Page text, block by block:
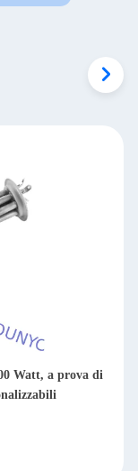
Elemento
elettrico, a prova di